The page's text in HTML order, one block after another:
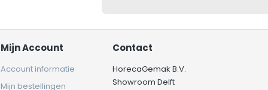
Mijn Account
Account informatie
Mijn bestellingen
Contact
HorecaGemak B.V.
Showroom Delft